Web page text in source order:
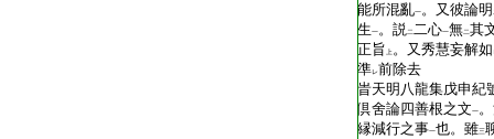
能所混亂一。又彼論明
生一。説二二心一無二其
正旨
上 。又秀慧妄解如
準レ前除去
旹天明八龍集戊申紀
倶舍論四善根之文一
縁減行之事一也。雖三